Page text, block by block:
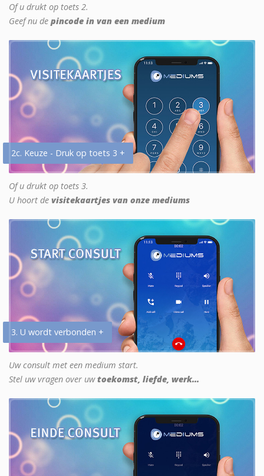
Of u drukt op toets 2.
Geef nu de pincode in van een medium
2c. Keuze - Druk op toets 3 +
Of u drukt op toets 3.
U hoort de visitekaartjes van onze mediums
3. U wordt verbonden +
Uw consult met een medium start.
Stel uw vragen over uwtoekomst, liefde, werk...